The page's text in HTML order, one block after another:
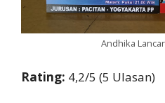
Andhika
Rating: 4,2/5 (5 Ulasan)